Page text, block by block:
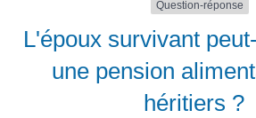
Question-réponse
L'époux survivant
une pension
héritiers ?